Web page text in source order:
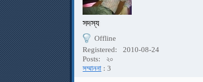
সদস্য
Offline
Registered:
2010-08-24
Posts:
২০
সম্মাননা : 3